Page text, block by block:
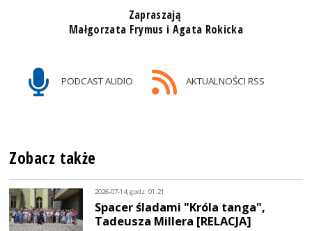
Zapraszają
Małgorzata Frymus i Agata Rokicka
PODCAST AUDIO AKTUALNOŚCI RSS
Zobacz także
2026-07-14, godz. 01:21
Spacer śladami "Króla tanga",
Tadeusza Millera [RELACJA]